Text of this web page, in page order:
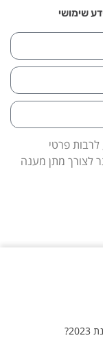
שימושי
פרטי
לצורך מתן מענה